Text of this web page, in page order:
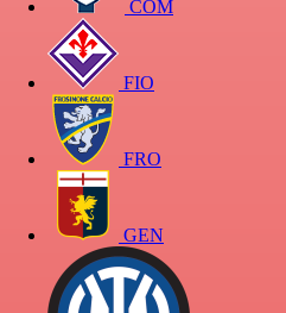
COM
FIO
FRO
GEN